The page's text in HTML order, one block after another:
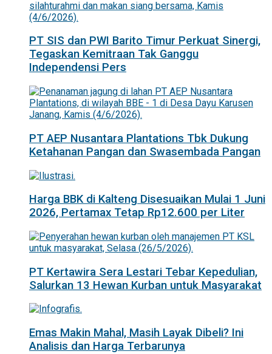
PT SIS dan PWI Barito Timur Perkuat Sinergi,
Tegaskan Kemitraan Tak Ganggu
Independensi Pers
PT AEP Nusantara Plantations Tbk Dukung
Ketahanan Pangan dan Swasembada Pangan
Harga BBK di Kalteng Disesuaikan Mulai 1 Juni
2026, Pertamax Tetap Rp12.600 per Liter
PT Kertawira Sera Lestari Tebar Kepedulian,
Salurkan 13 Hewan Kurban untuk Masyarakat
Emas Makin Mahal, Masih Layak Dibeli? Ini
Analisis dan Harga Terbarunya